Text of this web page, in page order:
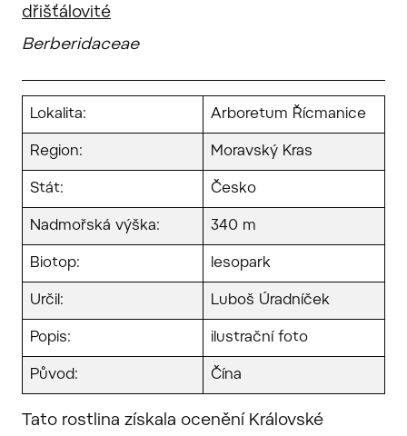
dřišťálovité
Berberidaceae
Lokalita: Arboretum Řícmanice
Region: Moravský Kras
Stát: Česko
Nadmořská výška: 340 m
Biotop: lesopark
Určil: Luboš Úradníček
Popis: ilustrační foto
Původ: Čína
Tato rostlina získala ocenění Královské